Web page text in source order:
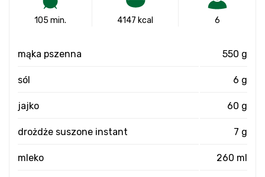
105 min. 4147 kcal 6
mąka pszenna 550 g
sól 6 g
jajko 60 g
drożdże suszone instant 7 g
mleko 260 ml